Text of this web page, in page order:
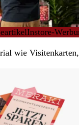
Instore-
wie Visitenkarten,